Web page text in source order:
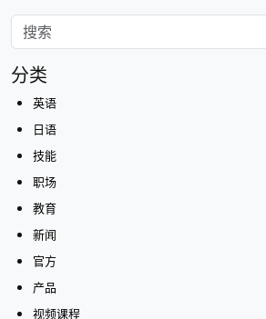
分类
英语
日语
技能
职场
教育
新闻
官方
产品
视频课程